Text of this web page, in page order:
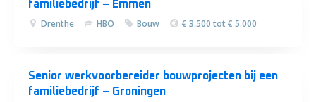
familiebedrijf – Emmen
Drenthe HBO Bouw € 3.500 tot € 5.000
Senior werkvoorbereider bouwprojecten bij een
familiebedrijf – Groningen